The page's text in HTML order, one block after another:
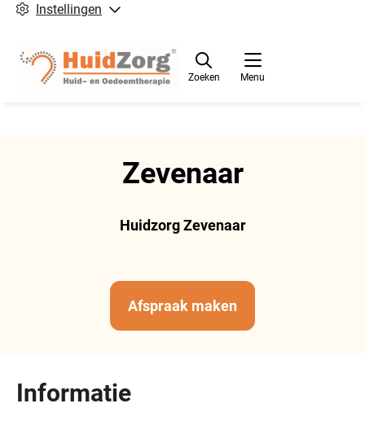
Instellingen
Menu
Zoeken
Zevenaar
Huidzorg Zevenaar
Afspraak maken
Informatie